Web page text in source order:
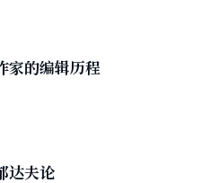
家的编辑历程
达夫论